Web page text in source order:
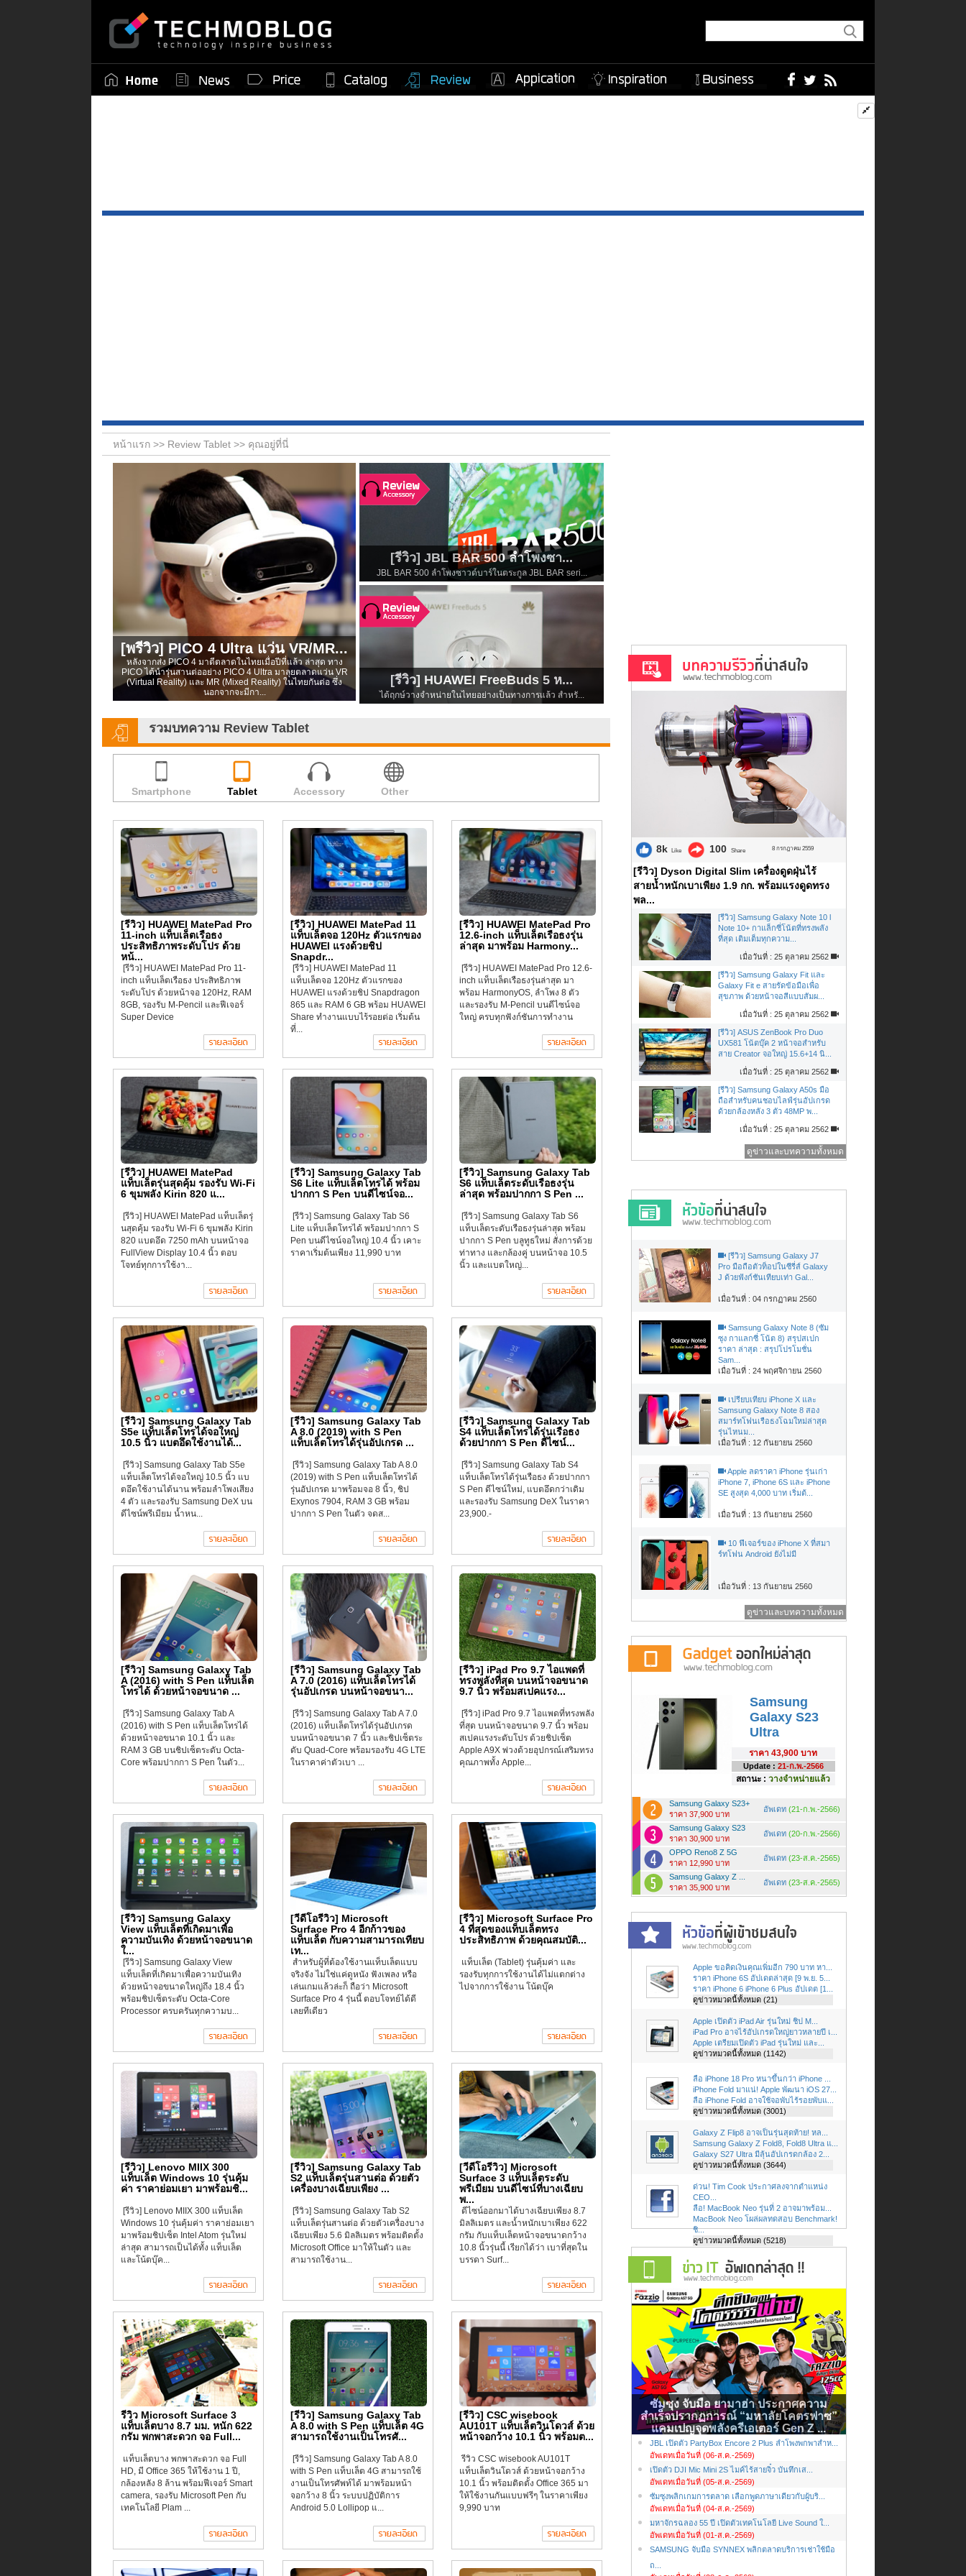
หน้าแรก >> Review Tablet >> คุณอยู่ที่นี่
[พรีวิว] PICO 4 Ultra แว่น VR/MR...
หลังจากส่ง PICO 4 มาตีตลาดในไทยเมื่อปีที่แล้ว ล่าสุด ทาง
PICO ได้นำรุ่นสานต่ออย่าง PICO 4 Ultra มาลุยตลาดแว่น VR
(Virtual Reality) และ MR (Mixed Reality) ในไทยกันต่อ ซึ่ง
นอกจากจะมีกา...
[รีวิว] JBL BAR 500 ลำโพงซา...
JBL BAR 500 ลำโพงซาวด์บาร์ในตระกูล JBL BAR seri...
[รีวิว] HUAWEI FreeBuds 5 ห...
ได้ฤกษ์วางจำหน่ายในไทยอย่างเป็นทางการแล้ว สำหรั...
รวมบทความ Review Tablet
Smartphone Tablet Accessory Other
[รีวิว] HUAWEI MatePad Pro
11-inch แท็บเล็ตเรือธง
ประสิทธิภาพระดับโปร ด้วย
หน้...
[รีวิว] HUAWEI MatePad Pro 11-
inch แท็บเล็ตเรือธง ประสิทธิภาพ
ระดับโปร ด้วยหน้าจอ 120Hz, RAM
8GB, รองรับ M-Pencil และฟีเจอร์
Super Device
[รีวิว] HUAWEI MatePad 11
แท็บเล็ตจอ 120Hz ตัวแรกของ
HUAWEI แรงด้วยชิป
Snapdr...
[รีวิว] HUAWEI MatePad 11
แท็บเล็ตจอ 120Hz ตัวแรกของ
HUAWEI แรงด้วยชิป Snapdragon
865 และ RAM 6 GB พร้อม HUAWEI
Share ทำงานแบบไร้รอยต่อ เริ่มต้น
ที่...
[รีวิว] HUAWEI MatePad Pro
12.6-inch แท็บเล็ตเรือธงรุ่น
ล่าสุด มาพร้อม Harmony...
[รีวิว] HUAWEI MatePad Pro 12.6-
inch แท็บเล็ตเรือธงรุ่นล่าสุด มา
พร้อม HarmonyOS, ลำโพง 8 ตัว
และรองรับ M-Pencil บนดีไซน์จอ
ใหญ่ ครบทุกฟังก์ชันการทำงาน
[รีวิว] HUAWEI MatePad
แท็บเล็ตรุ่นสุดคุ้ม รองรับ Wi-Fi
6 ขุมพลัง Kirin 820 แ...
[รีวิว] HUAWEI MatePad แท็บเล็ตรุ่
นสุดคุ้ม รองรับ Wi-Fi 6 ขุมพลัง Kirin
820 แบตอึด 7250 mAh บนหน้าจอ
FullView Display 10.4 นิ้ว ตอบ
โจทย์ทุกการใช้งา...
[รีวิว] Samsung Galaxy Tab
S6 Lite แท็บเล็ตโทรได้ พร้อม
ปากกา S Pen บนดีไซน์จอ...
[รีวิว] Samsung Galaxy Tab S6
Lite แท็บเล็ตโทรได้ พร้อมปากกา S
Pen บนดีไซน์จอใหญ่ 10.4 นิ้ว เคาะ
ราคาเริ่มต้นเพียง 11,990 บาท
[รีวิว] Samsung Galaxy Tab
S6 แท็บเล็ตระดับเรือธงรุ่น
ล่าสุด พร้อมปากกา S Pen ...
[รีวิว] Samsung Galaxy Tab S6
แท็บเล็ตระดับเรือธงรุ่นล่าสุด พร้อม
ปากกา S Pen บลูทูธใหม่ สั่งการด้วย
ท่าทาง และกล้องคู่ บนหน้าจอ 10.5
นิ้ว และแบตใหญ่...
[รีวิว] Samsung Galaxy Tab
S5e แท็บเล็ตโทรได้จอใหญ่
10.5 นิ้ว แบตอึดใช้งานได้...
[รีวิว] Samsung Galaxy Tab S5e
แท็บเล็ตโทรได้จอใหญ่ 10.5 นิ้ว แบ
ตอึดใช้งานได้นาน พร้อมลำโพงเสียง
4 ตัว และรองรับ Samsung DeX บน
ดีไซน์พรีเมียม น้ำหน...
[รีวิว] Samsung Galaxy Tab
A 8.0 (2019) with S Pen
แท็บเล็ตโทรได้รุ่นอัปเกรด ...
[รีวิว] Samsung Galaxy Tab A 8.0
(2019) with S Pen แท็บเล็ตโทรได้
รุ่นอัปเกรด มาพร้อมจอ 8 นิ้ว, ชิป
Exynos 7904, RAM 3 GB พร้อม
ปากกา S Pen ในตัว จดส...
[รีวิว] Samsung Galaxy Tab
S4 แท็บเล็ตโทรได้รุ่นเรือธง
ด้วยปากกา S Pen ดีไซน์...
[รีวิว] Samsung Galaxy Tab S4
แท็บเล็ตโทรได้รุ่นเรือธง ด้วยปากกา
S Pen ดีไซน์ใหม่, แบตอึดกว่าเดิม
และรองรับ Samsung DeX ในราคา
23,900.-
[รีวิว] Samsung Galaxy Tab
A (2016) with S Pen แท็บเล็ต
โทรได้ ด้วยหน้าจอขนาด ...
[รีวิว] Samsung Galaxy Tab A
(2016) with S Pen แท็บเล็ตโทรได้
ด้วยหน้าจอขนาด 10.1 นิ้ว และ
RAM 3 GB บนชิปเซ็ตระดับ Octa-
Core พร้อมปากกา S Pen ในตัว...
[รีวิว] Samsung Galaxy Tab
A 7.0 (2016) แท็บเล็ตโทรได้
รุ่นอัปเกรด บนหน้าจอขนา...
[รีวิว] Samsung Galaxy Tab A 7.0
(2016) แท็บเล็ตโทรได้รุ่นอัปเกรด
บนหน้าจอขนาด 7 นิ้ว และชิปเซ็ตระ
ดับ Quad-Core พร้อมรองรับ 4G LTE
ในราคาค่าตัวเบา ...
[รีวิว] iPad Pro 9.7 ไอแพดที่
ทรงพลังที่สุด บนหน้าจอขนาด
9.7 นิ้ว พร้อมสเปคแรง...
[รีวิว] iPad Pro 9.7 ไอแพดที่ทรงพลัง
ที่สุด บนหน้าจอขนาด 9.7 นิ้ว พร้อม
สเปคแรงระดับโปร ด้วยชิปเซ็ต
Apple A9X พ่วงด้วยอุปกรณ์เสริมทรง
คุณภาพทั้ง Apple...
[รีวิว] Samsung Galaxy
View แท็บเล็ตที่เกิดมาเพื่อ
ความบันเทิง ด้วยหน้าจอขนาด
ใ...
[รีวิว] Samsung Galaxy View
แท็บเล็ตที่เกิดมาเพื่อความบันเทิง
ด้วยหน้าจอขนาดใหญ่ถึง 18.4 นิ้ว
พร้อมชิปเซ็ตระดับ Octa-Core
Processor ครบครันทุกความบ...
[วีดีโอรีวิว] Microsoft
Surface Pro 4 อีกก้าวของ
แท็บเล็ต กับความสามารถเทียบ
เท...
สำหรับผู้ที่ต้องใช้งานแท็บเล็ตแบบ
จริงจัง ไม่ใช่แค่ดูหนัง ฟังเพลง หรือ
เล่นเกมแล้วล่ะก็ ถือว่า Microsoft
Surface Pro 4 รุ่นนี้ ตอบโจทย์ได้ดี
เลยทีเดียว
[รีวิว] Microsoft Surface Pro
4 ที่สุดของแท็บเล็ตทรง
ประสิทธิภาพ ด้วยคุณสมบัติ...
แท็บเล็ต (Tablet) รุ่นคุ้มค่า และ
รองรับทุกการใช้งานได้ไม่แตกต่าง
ไปจากการใช้งาน โน้ตบุ๊ค
[รีวิว] Lenovo MIIX 300
แท็บเล็ต Windows 10 รุ่นคุ้ม
ค่า ราคาย่อมเยา มาพร้อมชิ...
[รีวิว] Lenovo MIIX 300 แท็บเล็ต
Windows 10 รุ่นคุ้มค่า ราคาย่อมเยา
มาพร้อมชิปเซ็ต Intel Atom รุ่นใหม่
ล่าสุด สามารถเป็นได้ทั้ง แท็บเล็ต
และโน้ตบุ๊ค...
[รีวิว] Samsung Galaxy Tab
S2 แท็บเล็ตรุ่นสานต่อ ด้วยตัว
เครื่องบางเฉียบเพียง ...
[รีวิว] Samsung Galaxy Tab S2
แท็บเล็ตรุ่นสานต่อ ด้วยตัวเครื่องบาง
เฉียบเพียง 5.6 มิลลิเมตร พร้อมติดตั้ง
Microsoft Office มาให้ในตัว และ
สามารถใช้งาน...
[วีดีโอรีวิว] Microsoft
Surface 3 แท็บเล็ตระดับ
พรีเมียม บนดีไซน์ที่บางเฉียบ
พ...
ดีไซน์ออกมาได้บางเฉียบเพียง 8.7
มิลลิเมตร และน้ำหนักเบาเพียง 622
กรัม กับแท็บเล็ตหน้าจอขนาดกว้าง
10.8 นิ้วรุ่นนี้ เรียกได้ว่า เบาที่สุดใน
บรรดา Surf...
รีวิว Microsoft Surface 3
แท็บเล็ตบาง 8.7 มม. หนัก 622
กรัม พกพาสะดวก จอ Full...
แท็บเล็ตบาง พกพาสะดวก จอ Full
HD, มี Office 365 ให้ใช้งาน 1 ปี,
กล้องหลัง 8 ล้าน พร้อมฟีเจอร์ Smart
camera, รองรับ Microsoft Pen กับ
เทคโนโลยี Plam ...
[รีวิว] Samsung Galaxy Tab
A 8.0 with S Pen แท็บเล็ต 4G
สามารถใช้งานเป็นโทรศั...
[รีวิว] Samsung Galaxy Tab A 8.0
with S Pen แท็บเล็ต 4G สามารถใช้
งานเป็นโทรศัพท์ได้ มาพร้อมหน้า
จอกว้าง 8 นิ้ว ระบบปฏิบัติการ
Android 5.0 Lollipop แ...
[รีวิว] CSC wisebook
AU101T แท็บเล็ตวินโดวส์ ด้วย
หน้าจอกว้าง 10.1 นิ้ว พร้อมต...
รีวิว CSC wisebook AU101T
แท็บเล็ตวินโดวส์ ด้วยหน้าจอกว้าง
10.1 นิ้ว พร้อมติดตั้ง Office 365 มา
ให้ใช้งานกันแบบฟรีๆ ในราคาเพียง
9,990 บาท
8k Like 100 Share 8 กรกฎาคม 2559
[รีวิว] Dyson Digital Slim เครื่องดูดฝุ่นไร้
สายน้ำหนักเบาเพียง 1.9 กก. พร้อมแรงดูดทรง
พล...
[รีวิว] Samsung Galaxy Note 10 l
Note 10+ กาแล็กซี่โน้ตที่ทรงพลัง
ที่สุด เติมเต็มทุกความ...
เมื่อวันที่ : 25 ตุลาคม 2562
[รีวิว] Samsung Galaxy Fit และ
Galaxy Fit e สายรัดข้อมือเพื่อ
สุขภาพ ด้วยหน้าจอสีแบบสัมผ...
เมื่อวันที่ : 25 ตุลาคม 2562
[รีวิว] ASUS ZenBook Pro Duo
UX581 โน้ตบุ๊ค 2 หน้าจอสำหรับ
สาย Creator จอใหญ่ 15.6+14 นิ...
เมื่อวันที่ : 25 ตุลาคม 2562
[รีวิว] Samsung Galaxy A50s มือ
ถือสำหรับคนชอบไลฟ์รุ่นอัปเกรด
ด้วยกล้องหลัง 3 ตัว 48MP พ...
เมื่อวันที่ : 25 ตุลาคม 2562
ดูข่าวและบทความทั้งหมด
[รีวิว] Samsung Galaxy J7
Pro มือถือตัวท็อปในซีรี่ส์ Galaxy
J ด้วยฟังก์ชันเทียบเท่า Gal...
เมื่อวันที่ : 04 กรกฏาคม 2560
Samsung Galaxy Note 8 (ซัม
ซุง กาแลกซี่ โน้ต 8) สรุปสเปก
ราคา ล่าสุด : สรุปโปรโมชั่น
Sam...
เมื่อวันที่ : 24 พฤศจิกายน 2560
เปรียบเทียบ iPhone X และ
Samsung Galaxy Note 8 สอง
สมาร์ทโฟนเรือธงโฉมใหม่ล่าสุด
รุ่นไหนม...
เมื่อวันที่ : 12 กันยายน 2560
Apple ลดราคา iPhone รุ่นเก่า
iPhone 7, iPhone 6S และ iPhone
SE สูงสุด 4,000 บาท เริ่มต้...
เมื่อวันที่ : 13 กันยายน 2560
10 ฟีเจอร์ของ iPhone X ที่สมา
ร์ทโฟน Android ยังไม่มี
เมื่อวันที่ : 13 กันยายน 2560
ดูข่าวและบทความทั้งหมด
Samsung
Galaxy S23
Ultra
ราคา 43,900 บาท
Update : 21-ก.พ.-2566
สถานะ : วางจำหน่ายแล้ว
Samsung Galaxy S23+
ราคา 37,900 บาท
อัพเดท (21-ก.พ.-2566)
Samsung Galaxy S23
ราคา 30,900 บาท
อัพเดท (20-ก.พ.-2566)
OPPO Reno8 Z 5G
ราคา 12,990 บาท
อัพเดท (23-ส.ค.-2565)
Samsung Galaxy Z ...
ราคา 35,900 บาท
อัพเดท (23-ส.ค.-2565)
Apple ขอคิดเงินคุณเพิ่มอีก 790 บาท หา...
ราคา iPhone 6S อัปเดตล่าสุด [9 พ.ย. 5...
ราคา iPhone 6 iPhone 6 Plus อัปเดต [1...
ดูข่าวหมวดนี้ทั้งหมด (21)
Apple เปิดตัว iPad Air รุ่นใหม่ ชิป M...
iPad Pro อาจไร้อัปเกรดใหญ่ยาวหลายปี เ...
Apple เตรียมเปิดตัว iPad รุ่นใหม่ และ...
ดูข่าวหมวดนี้ทั้งหมด (1142)
ลือ iPhone 18 Pro หนาขึ้นกว่า iPhone ...
iPhone Fold มาแน่! Apple พัฒนา iOS 27...
ลือ iPhone Fold อาจใช้จอพับไร้รอยพับแ...
ดูข่าวหมวดนี้ทั้งหมด (3001)
Galaxy Z Flip8 อาจเป็นรุ่นสุดท้าย! หล...
Samsung Galaxy Z Fold8, Fold8 Ultra แ...
Galaxy S27 Ultra มีลุ้นอัปเกรดกล้อง 2...
ดูข่าวหมวดนี้ทั้งหมด (3644)
ด่วน! Tim Cook ประกาศลงจากตำแหน่ง
CEO...
ลือ! MacBook Neo รุ่นที่ 2 อาจมาพร้อม...
MacBook Neo โผล่ผลทดสอบ Benchmark!
ชิ...
ดูข่าวหมวดนี้ทั้งหมด (5218)
ซัมซุง จับมือ ยามาฮ่า ประกาศความ
สำเร็จปรากฏการณ์ “มหาลัยโคตรฟาซ”
แคมเปญจุดพลังครีเอเตอร์ Gen Z ...
JBL เปิดตัว PartyBox Encore 2 Plus ลำโพงพกพาสำห...
อัพเดทเมื่อวันที่ (06-ส.ค.-2569)
เปิดตัว DJI Mic Mini 2S ไมค์ไร้สายจิ๋ว บันทึกเส...
อัพเดทเมื่อวันที่ (05-ส.ค.-2569)
ซัมซุงพลิกเกมการตลาด เลือกพูดภาษาเดียวกับผู้บริ...
อัพเดทเมื่อวันที่ (04-ส.ค.-2569)
มหาจักรฉลอง 55 ปี เปิดตัวเทคโนโลยี Live Sound ใ...
อัพเดทเมื่อวันที่ (01-ส.ค.-2569)
SAMSUNG จับมือ SYNNEX พลิกตลาดบริการเช่าใช้มือ
ถ...